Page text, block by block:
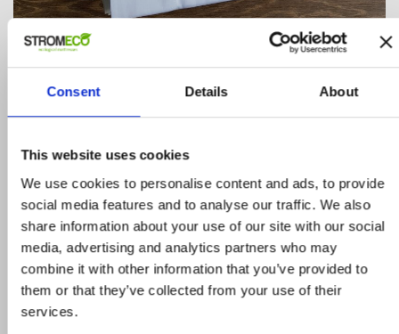
Consent Details About
This website uses cookies
We use cookies to personalise content and ads, to provide
social media features and to analyse our traffic. We also
share information about your use of our site with our social
media, advertising and analytics partners who may
combine it with other information that you’ve provided to
them or that they’ve collected from your use of their
services.
Σετ Σεντόνια 300TC 100%...
ΚΩΔΙΚΟΣ: BDSH2429-OX5575
ΑΓΟΡΑ 333,00 €
Προϊόντα σε προσφορά